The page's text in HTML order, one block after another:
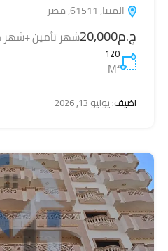
المنيا, 61511, مصر
ج.م20,000 شهر تأمين
120
M²
اضيف:يوليو 13, 2026